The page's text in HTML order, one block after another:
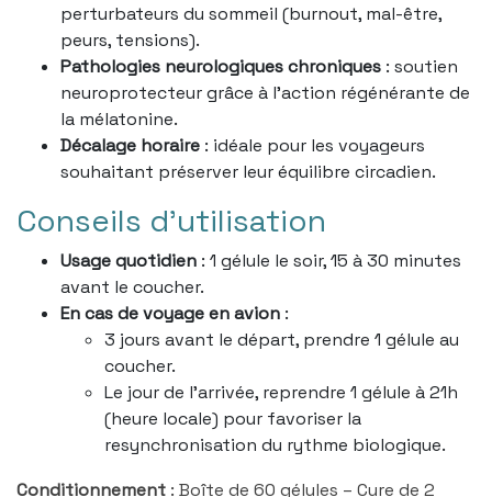
perturbateurs du sommeil (burnout, mal-être,
peurs, tensions).
Pathologies neurologiques chroniques : soutien
neuroprotecteur grâce à l’action régénérante de
la mélatonine.
Décalage horaire : idéale pour les voyageurs
souhaitant préserver leur équilibre circadien.
Conseils d'utilisation
Usage quotidien : 1 gélule le soir, 15 à 30 minutes
avant le coucher.
En cas de voyage en avion :
3 jours avant le départ, prendre 1 gélule au
coucher.
Le jour de l’arrivée, reprendre 1 gélule à 21h
(heure locale) pour favoriser la
resynchronisation du rythme biologique.
Conditionnement : Boîte de 60 gélules – Cure de 2